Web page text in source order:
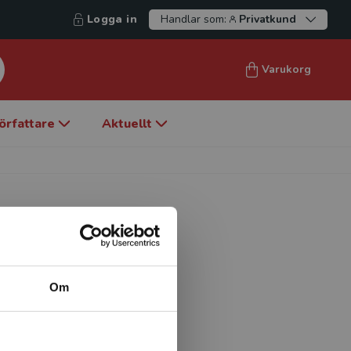
Om
Logga in Handlar som: Privatkund
Varukorg
Aktuellt